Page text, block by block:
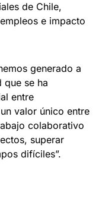
de Chile,
e impacto
generado a
que se ha
entre
valor único entre
colaborativo
superar
difíciles”.